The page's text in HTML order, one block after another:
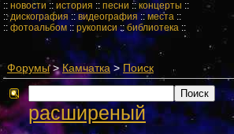
:: новости :: история :: песни :: концерты ::
::дискография :: видеография ::места ::
:: фотоальбом::рукописи::библиотека ::
Форумы>Камчатка > Поиск
расширеный